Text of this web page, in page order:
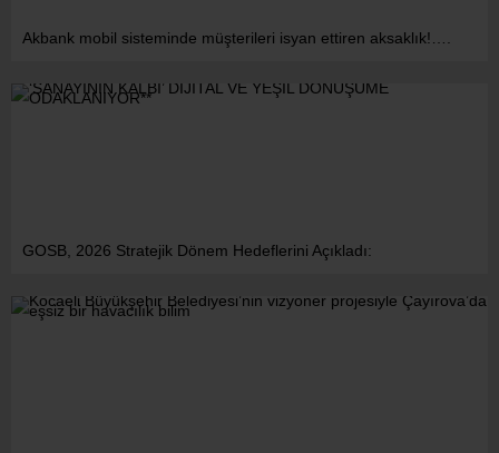
Akbank mobil sisteminde müşterileri isyan ettiren aksaklık!….
GOSB, 2026 Stratejik Dönem Hedeflerini Açıkladı: